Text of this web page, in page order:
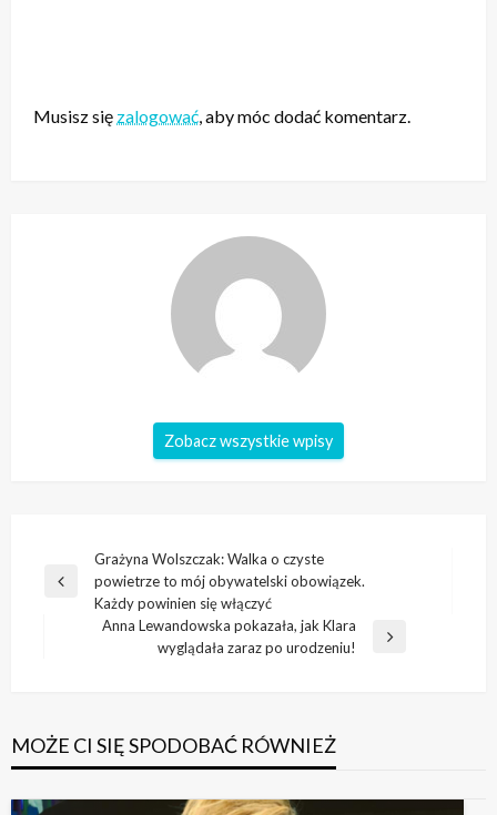
Musisz się zalogować, aby móc dodać komentarz.
Zobacz wszystkie wpisy
Nawigacja
wpisu
Poprzedni
Grażyna Wolszczak: Walka o czyste
powietrze to mój obywatelski obowiązek.
Każdy powinien się włączyć
Anna Lewandowska pokazała, jak Klara
wyglądała zaraz po urodzeniu!
MOŻE CI SIĘ SPODOBAĆ RÓWNIEŻ